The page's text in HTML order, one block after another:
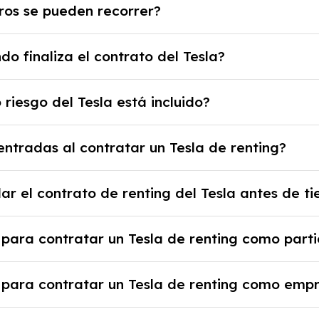
se pueden recorrer?
límite, puede haber un cargo adicional.
finaliza el contrato del Tesla?
previamente acordado.
del Tesla está incluido?
al contratar un Tesla de renting?
el proveedor debido al resultado del estudio de
el contrato de renting del Tesla antes de
revisar las condiciones del contrato y hablar
para contratar un Tesla de renting como
para contratar un Tesla de renting como